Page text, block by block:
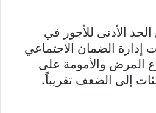
الأدنى للأجور في
الضمان الاجتماعي
المرض والأمومة على
إلى الضعف تقريباً.